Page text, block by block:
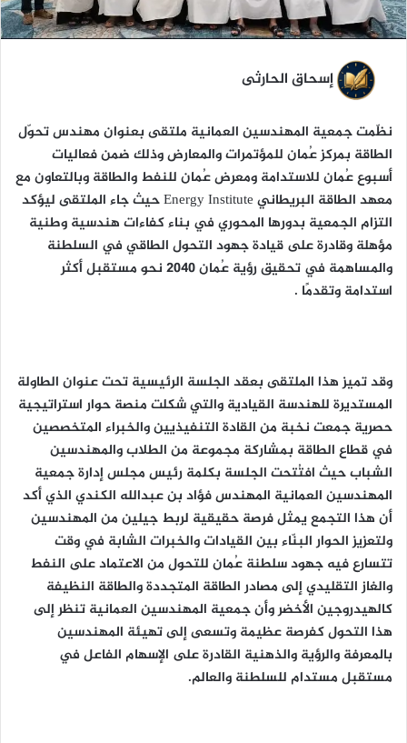
ك
ت
و
ا
إسحاق الحارثى
نظّمت جمعية المهندسين العمانية ملتقى بعنوان مهندس تحوّل
الطاقة بمركز عُمان للمؤتمرات والمعارض وذلك ضمن فعاليات
أسبوع عُمان للاستدامة ومعرض عُمان للنفط والطاقة وبالتعاون مع
معهد الطاقة البريطاني Energy Institute حيث جاء الملتقى ليؤكد
التزام الجمعية بدورها المحوري في بناء كفاءات هندسية وطنية
مؤهلة وقادرة على قيادة جهود التحول الطاقي في السلطنة
والمساهمة في تحقيق رؤية عُمان 2040 نحو مستقبل أكثر
استدامة وتقدمًا .
وقد تميز هذا الملتقى بعقد الجلسة الرئيسية تحت عنوان الطاولة
المستديرة للهندسة القيادية والتي شكلت منصة حوار استراتيجية
حصرية جمعت نخبة من القادة التنفيذيين والخبراء المتخصصين
في قطاع الطاقة بمشاركة مجموعة من الطلاب والمهندسين
الشباب حيث افتُتحت الجلسة بكلمة رئيس مجلس إدارة جمعية
المهندسين العمانية المهندس فؤاد بن عبدالله الكندي الذي أكد
أن هذا التجمع يمثل فرصة حقيقية لربط جيلين من المهندسين
ولتعزيز الحوار البنّاء بين القيادات والخبرات الشابة في وقت
تتسارع فيه جهود سلطنة عُمان للتحول من الاعتماد على النفط
والغاز التقليدي إلى مصادر الطاقة المتجددة والطاقة النظيفة
كالهيدروجين الأخضر وأن جمعية المهندسين العمانية تنظر إلى
هذا التحول كفرصة عظيمة وتسعى إلى تهيئة المهندسين
بالمعرفة والرؤية والذهنية القادرة على الإسهام الفاعل في
مستقبل مستدام للسلطنة والعالم.